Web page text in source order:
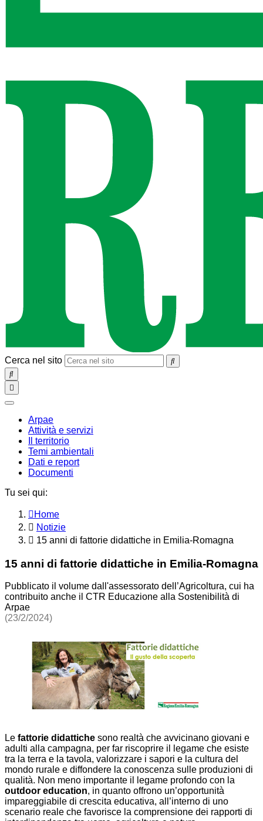
Cerca nel sito
SEARCH
Toggle
navigation
chiudi
Arpae
Attività e servizi
Il territorio
Temi ambientali
Dati e report
Documenti
Tu sei qui:
Home
Notizie
15 anni di fattorie didattiche in Emilia-Romagna
15 anni di fattorie didattiche in Emilia-Romagna
Pubblicato il volume dall'assessorato dell’Agricoltura, cui ha
contribuito anche il CTR Educazione alla Sostenibilità di
Arpae
(23/2/2024)
Le fattorie didattiche sono realtà che avvicinano giovani e
adulti alla campagna, per far riscoprire il legame che esiste
tra la terra e la tavola, valorizzare i sapori e la cultura del
mondo rurale e diffondere la conoscenza sulle produzioni di
qualità. Non meno importante il legame profondo con la
outdoor education, in quanto offrono un’opportunità
impareggiabile di crescita educativa, all’interno di uno
scenario reale che favorisce la comprensione dei rapporti di